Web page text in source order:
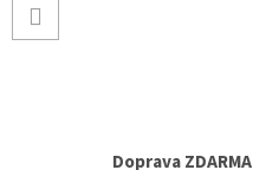
Doprava ZDARMA